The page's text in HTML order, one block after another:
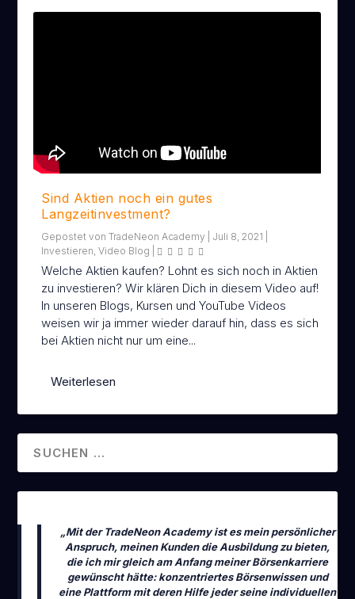
Sind Aktien noch ein gutes
Langzeitinvestment?
Gepostet vonTradeNeon Academy Juli 8, 2021
Investieren ,Video Blog
Welche Aktien kaufen? Lohnt es sich noch in Aktien
zu investieren? Wir klären Dich in diesem Video auf!
In unseren Blogs, Kursen und YouTube Videos
weisen wir ja immer wieder darauf hin, dass es sich
bei Aktien nicht nur um eine...
Weiterlesen
„Mit der TradeNeon Academy ist es mein persönlicher
Anspruch, meinen Kunden die Ausbildung zu bieten,
die ich mir gleich am Anfang meiner Börsenkarriere
gewünscht hätte: konzentriertes Börsenwissen und
eine Plattform mit deren Hilfe jeder seine individuellen